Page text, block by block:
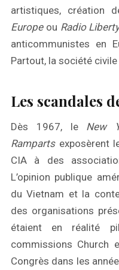
artistiques, création
Europeou Radio
anticommunistes en
Partout, la société
Les scandales
Dès 1967, le New
Rampartsexposèrent
CIA à des
L’opinion publique
du Vietnam et la
des organisations
étaient en réalité
commissions Church
Congrès dans les